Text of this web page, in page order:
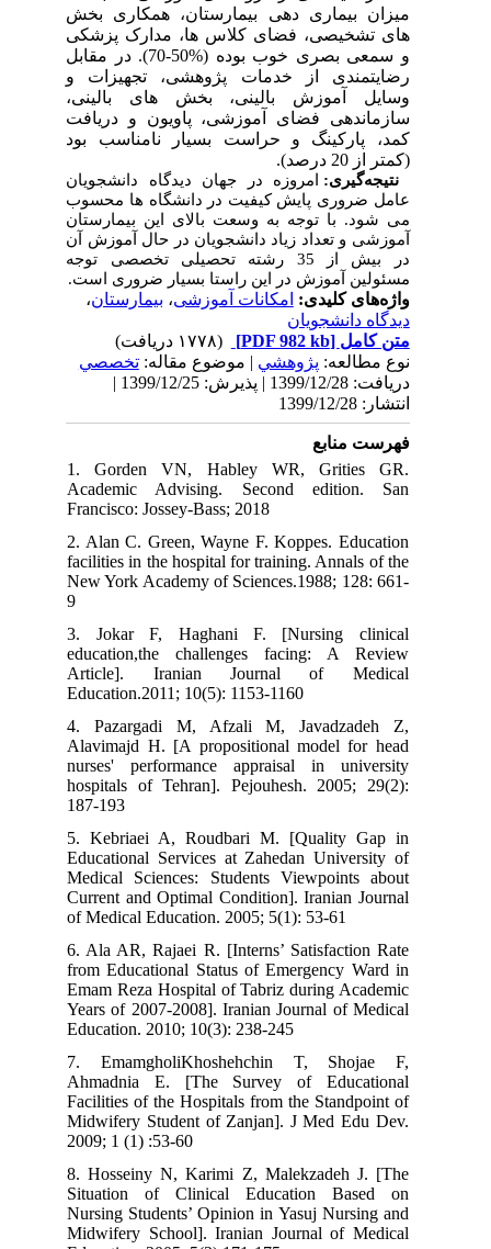
میزان بیماری دهی بیمارستان، همکاری بخش
های تشخیصی، فضای کلاس ها، مدارک پزشکی
و سمعی بصری خوب بوده (%50-70). در مقابل
رضایتمندی از خدمات پژوهشی، تجهیزات و
وسایل آموزش بالینی، بخش های بالینی،
سازماندهی فضای آموزشی، پاویون و دریافت
کمد، پارکینگ و حراست بسیار نامناسب بود
(کمتر از 20 درصد).
نتیجه‌گیری:امروزه در جهان دیدگاه دانشجویان
عامل ضروری پایش کیفیت در دانشگاه ها محسوب
می شود.باتوجه به وسعت بالای این بیمارستان
آموزشی و تعداد زیاد دانشجویان در حال آموزش آن
در بیش از 35 رشته تحصیلی تخصصی توجه
مسئولین آموزش در این راستا بسیار ضروریاست.
واژه‌های کلیدی:امکانات آموزشی،بیمارستان،
دیدگاه دانشجویان
متن کامل[PDF 982 kb]
نوع مطالعه:پژوهشي| موضوع مقاله:تخصصي
دریافت: 1399/12/28 | پذیرش: 1399/12/25 |
انتشار: 1399/12/28
فهرست منابع
1. Gorden VN, Habley WR, Grities GR.
Academic Advising. Second edition. San
Francisco: Jossey-Bass; 2018
2. Alan C. Green, Wayne F. Koppes. Education
facilities in the hospital for training. Annals of the
New York Academy of Sciences.1988; 128: 661-
3. Jokar F, Haghani F. [Nursing clinical
education,the challenges facing: A Review
Article]. Iranian Journal of Medical
Education.2011; 10(5): 1153-1160
4. Pazargadi M, Afzali M, Javadzadeh Z,
Alavimajd H. [A propositional model for head
nurses' performance appraisal in university
hospitals of Tehran]. Pejouhesh. 2005; 29(2):
187-193
5. Kebriaei A, Roudbari M. [Quality Gap in
Educational Services at Zahedan University of
Medical Sciences: Students Viewpoints about
Current and Optimal Condition]. Iranian Journal
of Medical Education. 2005; 5(1): 53-61
6. Ala AR, Rajaei R. [Interns’ Satisfaction Rate
from Educational Status of Emergency Ward in
Emam Reza Hospital of Tabriz during Academic
Years of 2007-2008]. Iranian Journal of Medical
Education. 2010; 10(3): 238-245
7. EmamgholiKhoshehchin T, Shojae F,
Ahmadnia E. [The Survey of Educational
Facilities of the Hospitals from the Standpoint of
Midwifery Student of Zanjan]. J Med Edu Dev.
2009; 1 (1) :53-60
8. Hosseiny N, Karimi Z, Malekzadeh J. [The
Situation of Clinical Education Based on
Nursing Students’ Opinion in Yasuj Nursing and
Midwifery School]. Iranian Journal of Medical